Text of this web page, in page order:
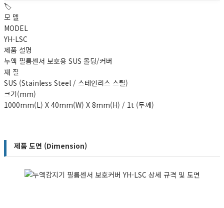
🏷️
모 델
MODEL
YH-LSC
제품 설명
누액 필름센서 보호용 SUS 몰딩/커버
재 질
SUS (Stainless Steel / 스테인리스 스틸)
크기(mm)
1000mm(L) X 40mm(W) X 8mm(H) / 1t (두께)
제품 도면 (Dimension)